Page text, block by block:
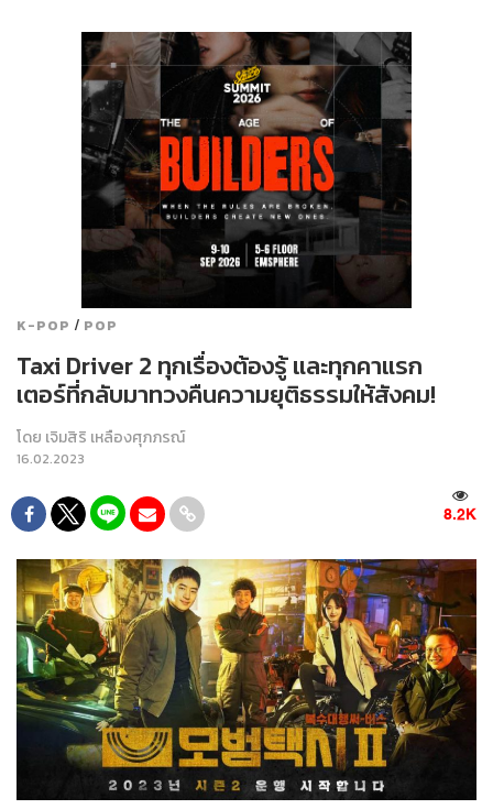
K-POP / POP
Taxi Driver 2 ทุกเรื่องต้องรู้ และทุกคาแรก
เตอร์ที่กลับมาทวงคืนความยุติธรรมให้สังคม!
โดย เจิมสิริ เหลืองศุภภรณ์
16.02.2023
8.2K